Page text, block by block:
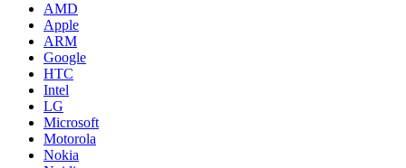
AMD
Apple
ARM
Google
HTC
Intel
LG
Microsoft
Motorola
Nokia